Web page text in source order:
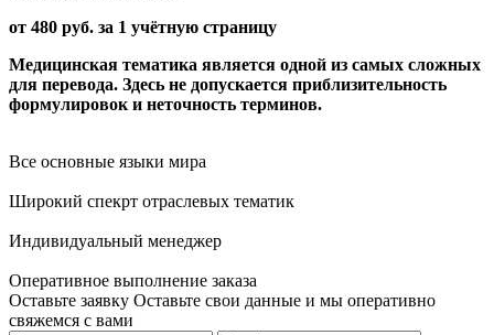
от 480 руб. за 1 учётную страницу
Медицинская тематика является одной из самых сложных
для перевода. Здесь не допускается приблизительность
формулировок и неточность терминов.
Все основные языки мира
Широкий спекрт отраслевых тематик
Индивидуальный менеджер
Оперативное выполнение заказа
Оставьте заявку Оставьте свои данные и мы оперативно
свяжемся с вами